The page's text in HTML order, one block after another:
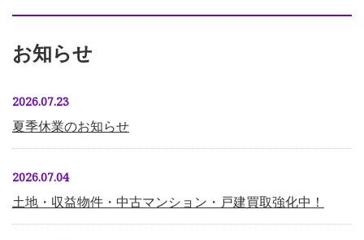
お知らせ
2026.07.23
夏季休業のお知らせ
2026.07.04
土地・収益物件・中古マンション・戸建買取強化中！